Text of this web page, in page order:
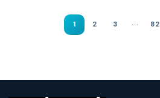
1 2 3 … 82